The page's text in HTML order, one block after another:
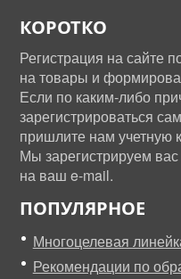
КОРОТКО
Регистрация на сайте
на товары и
Если по каким-либо
зарегистрироваться
пришлите нам учетную
Мы зарегистрируем
на ваш e-mail.
ПОПУЛЯРНОЕ
Многоцелевая
Рекомендации по